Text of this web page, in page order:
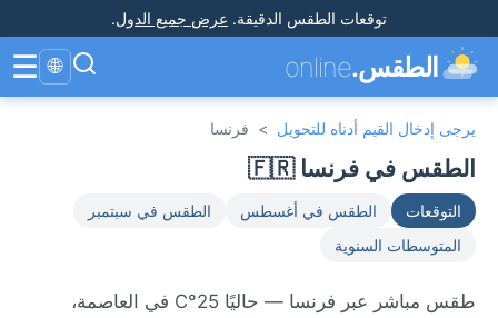
توقعات الطقس الدقيقة. عرض جميع الدول.
الطقس.online
🌐
☰
يرجى إدخال القيم أدناه للتحويل > فرنسا
الطقس في فرنسا 🇫🇷
التوقعات الطقس في أغسطس
الطقس في سبتمبر
المتوسطات السنوية
طقس مباشر عبر فرنسا — حاليًا 25°C في العاصمة،